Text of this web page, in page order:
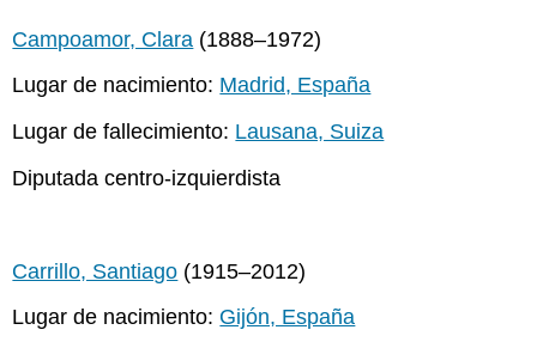
Campoamor, Clara (1888–1972)
Lugar de nacimiento: Madrid, España
Lugar de fallecimiento: Lausana, Suiza
Diputada centro-izquierdista
Carrillo, Santiago (1915–2012)
Lugar de nacimiento: Gijón, España